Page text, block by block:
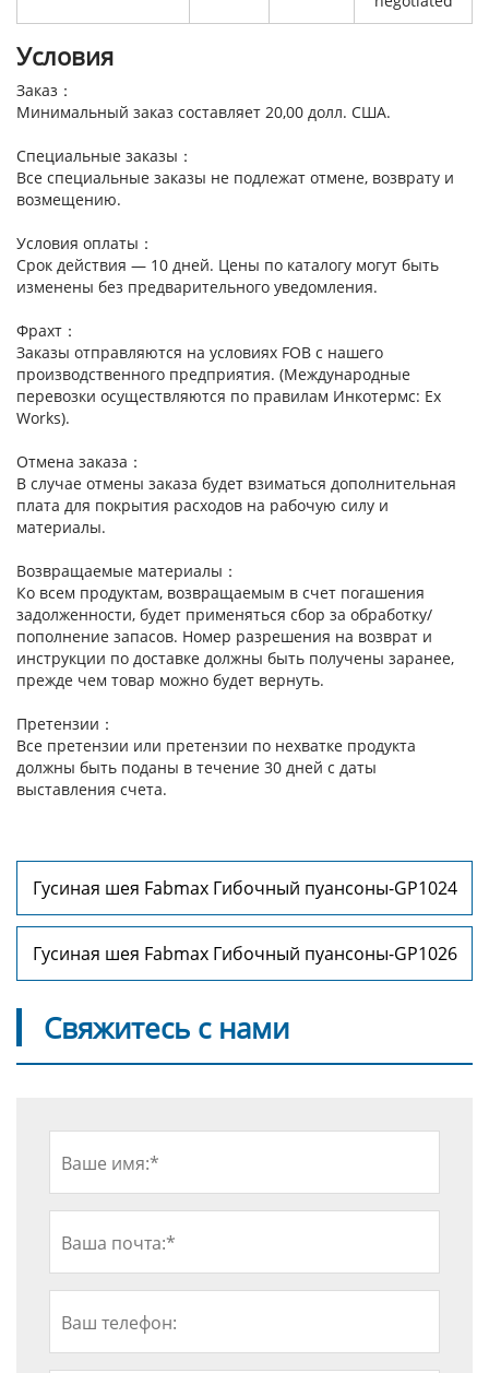
Условия
Заказ：
Минимальный заказ составляет 20,00 долл. США.
Специальные заказы：
Все специальные заказы не подлежат отмене, возврату и
возмещению.
Условия оплаты：
Срок действия — 10 дней. Цены по каталогу могут быть
изменены без предварительного уведомления.
Фрахт：
Заказы отправляются на условиях FOB с нашего
производственного предприятия. (Международные
перевозки осуществляются по правилам Инкотермс: Ex
Works).
Отмена заказа：
В случае отмены заказа будет взиматься дополнительная
плата для покрытия расходов на рабочую силу и
материалы.
Возвращаемые материалы：
Ко всем продуктам, возвращаемым в счет погашения
задолженности, будет применяться сбор за обработку/
пополнение запасов. Номер разрешения на возврат и
инструкции по доставке должны быть получены заранее,
прежде чем товар можно будет вернуть.
Претензии：
Все претензии или претензии по нехватке продукта
должны быть поданы в течение 30 дней с даты
выставления счета.
Гусиная шея Fabmax Гибочный пуансоны-GP1024
Гусиная шея Fabmax Гибочный пуансоны-GP1026
Свяжитесь с нами